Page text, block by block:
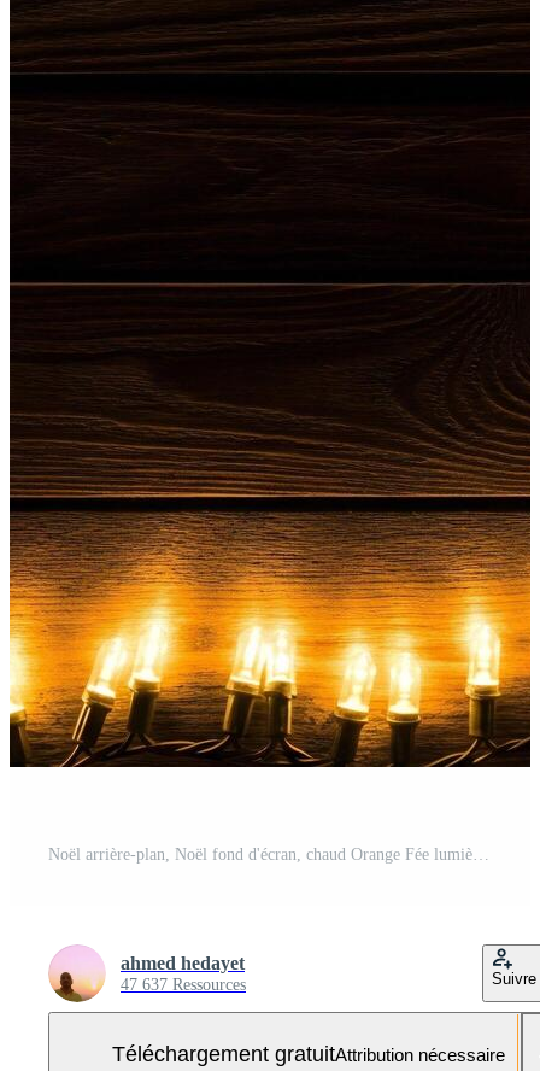
ahmed hedayet
47 637 Ressources Suivre
Téléchargement gratuitAttribution nécessaire